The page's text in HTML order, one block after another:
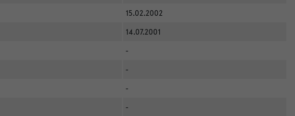
15.02.2002
14.07.2001
-
-
-
-